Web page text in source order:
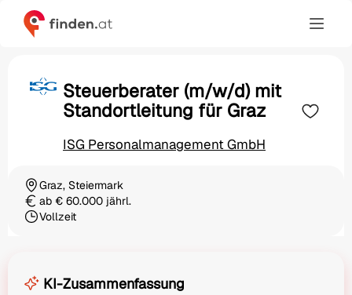
Steuerberater (m/w/d) mit
Standortleitung für Graz
ISG Personalmanagement GmbH
Ortschaft
Graz, Steiermark
Gehaltab € 60.000 jährl.
Beschäftigungsart
Vollzeit
KI-Zusammenfassung